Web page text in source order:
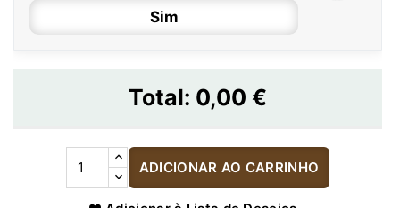
Sim
Total: 0,00 €
ADICIONAR AO CARRINHO